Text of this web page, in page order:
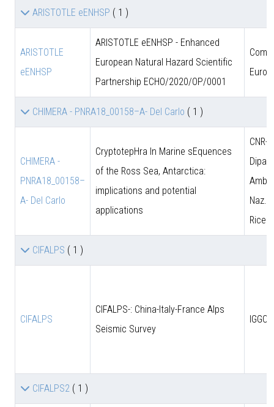
ARISTOTLE eENHSP ( 1 )
ARISTOTLE
eENHSP
ARISTOTLE eENHSP - Enhanced
European Natural Hazard Scientific
Partnership ECHO/2020/OP/0001
CHIMERA - PNRA18_00158–A- Del Carlo ( 1 )
CHIMERA -
PNRA18_00158–
A- Del Carlo
CryptotepHra In Marine sEquences
of the Ross Sea, Antarctica:
implications and potential
applications
CNR-
Amb.
Naz.
CIFALPS ( 1 )
CIFALPS
CIFALPS-: China-Italy-France Alps
Seismic Survey
CIFALPS2 ( 1 )